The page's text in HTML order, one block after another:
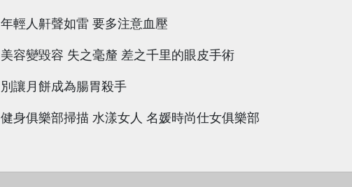
年輕人鼾聲如雷 要多注意血壓
美容變毀容 失之毫釐 差之千里的眼皮手術
別讓月餅成為腸胃殺手
健身俱樂部掃描 水漾女人 名媛時尚仕女俱樂部